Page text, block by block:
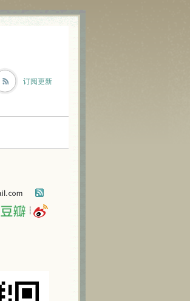
订阅更新
┆